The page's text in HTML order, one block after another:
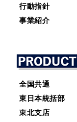
行動指針
事業紹介
全国共通
東日本統括部
東北支店